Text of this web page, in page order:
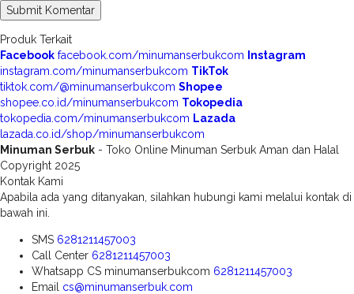
Produk Terkait
Facebook facebook.com/minumanserbukcom
Instagram
instagram.com/minumanserbukcom TikTok
tiktok.com/@minumanserbukcom Shopee
shopee.co.id/minumanserbukcom Tokopedia
tokopedia.com/minumanserbukcom Lazada
lazada.co.id/shop/minumanserbukcom
Minuman Serbuk - Toko Online Minuman Serbuk Aman dan Halal
Copyright 2025
Kontak Kami
Apabila ada yang ditanyakan, silahkan hubungi kami melalui kontak di
bawah ini.
SMS 6281211457003
Call Center 6281211457003
Whatsapp CS minumanserbukcom 6281211457003
Email cs@minumanserbuk.com